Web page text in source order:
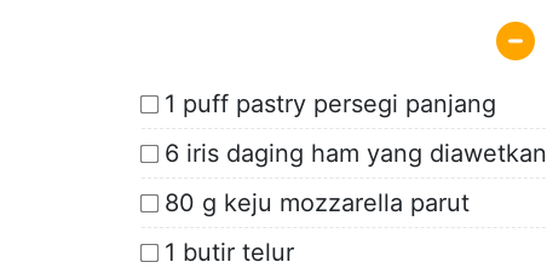
1 puff pastry persegi panjang
6 iris daging ham yang diawetkan
80 g keju mozzarella parut
1 butir telur